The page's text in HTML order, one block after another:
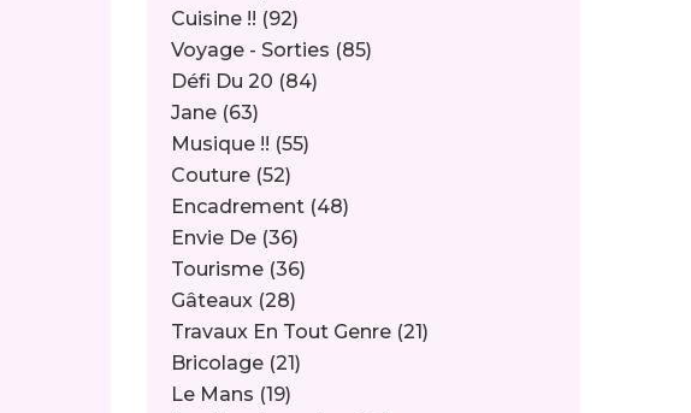
Cuisine !! (92)
Voyage - Sorties (85)
Défi Du 20 (84)
Jane (63)
Musique !! (55)
Couture (52)
Encadrement (48)
Envie De (36)
Tourisme (36)
Gâteaux (28)
Travaux En Tout Genre (21)
Bricolage (21)
Le Mans (19)